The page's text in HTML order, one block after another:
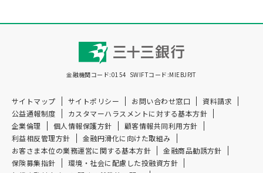
金融機関コード:0154 SWIFTコード:MIEBJPJT
サイトマップ サイトポリシー お問い合わせ窓口
資料請求
公益通報制度
カスタマーハラスメントに対する基本方針
企業倫理
個人情報保護方針
顧客情報共同利用方針
利益相反管理方針
金融円滑化に向けた取組み
お客さま本位の業務運営に関する基本方針
金融商品勧誘方針
保険募集指針
環境・社会に配慮した投融資方針